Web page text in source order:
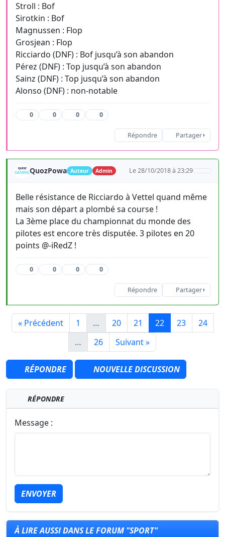
Stroll : Bof
Sirotkin : Bof
Magnussen : Flop
Grosjean : Flop
Ricciardo (DNF) : Bof jusqu’à son abandon
Pérez (DNF) : Top jusqu’à son abandon
Sainz (DNF) : Top jusqu’à son abandon
Alonso (DNF) : non-notable
0 0 0 0
Répondre Partager
QuozPowa Auteur Admin Le 28/10/2018 à 23:29
Belle résistance de Ricciardo à Vettel quand même
mais son départ a plombé sa course !
La 3ème place du championnat du monde des
pilotes est encore très disputée. 3 pilotes en 20
points @-iRedZ !
0 0 0 0
Répondre Partager
« Précédent 1 … 20 21 22 23
24
…
26 Suivant »
RÉPONDRE NOUVELLE DISCUSSION
RÉPONDRE
Message :
ENVOYER
À LIRE AUSSI DANS LE FORUM "SPORT"